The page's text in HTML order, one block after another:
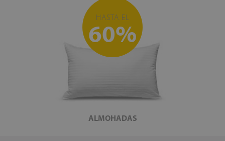
HASTA EL
60%
ALMOHADAS